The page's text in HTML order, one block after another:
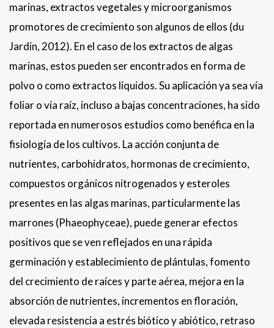
marinas, extractos vegetales y microorganismos
promotores de crecimiento son algunos de ellos (du
Jardin, 2012). En el caso de los extractos de algas
marinas, estos pueden ser encontrados en forma de
polvo o como extractos líquidos. Su aplicación ya sea vía
foliar o vía raíz, incluso a bajas concentraciones, ha sido
reportada en numerosos estudios como benéfica en la
fisiología de los cultivos. La acción conjunta de
nutrientes, carbohidratos, hormonas de crecimiento,
compuestos orgánicos nitrogenados y esteroles
presentes en las algas marinas, particularmente las
marrones (Phaeophyceae), puede generar efectos
positivos que se ven reflejados en una rápida
germinación y establecimiento de plántulas, fomento
del crecimiento de raíces y parte aérea, mejora en la
absorción de nutrientes, incrementos en floración,
elevada resistencia a estrés biótico y abiótico, retraso